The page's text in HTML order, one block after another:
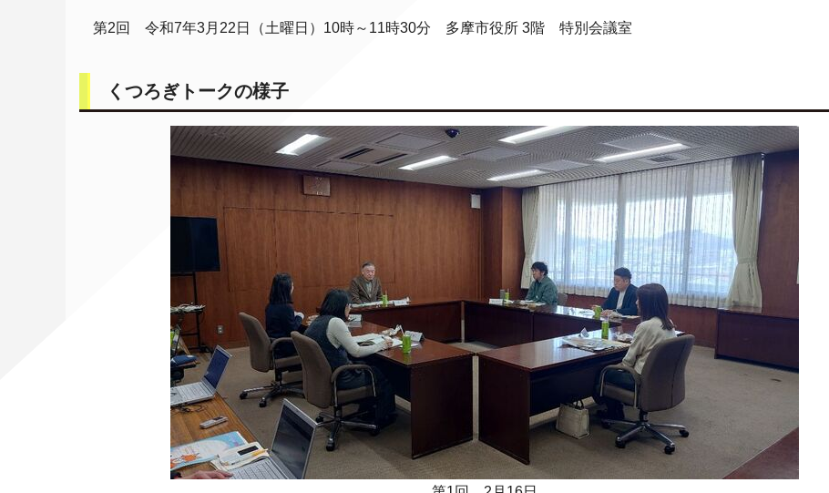
第2回 令和7年3月22日（土曜日）10時～11時30分 多摩市役所 3階 特別会議室
くつろぎトークの様子